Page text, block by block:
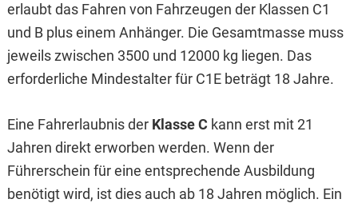
erlaubt das Fahren von Fahrzeugen der Klassen C1
und B plus einem Anhänger. Die Gesamtmasse muss
jeweils zwischen 3500 und 12000 kg liegen. Das
erforderliche Mindestalter für C1E beträgt 18 Jahre.
Eine Fahrerlaubnis der Klasse C kann erst mit 21
Jahren direkt erworben werden. Wenn der
Führerschein für eine entsprechende Ausbildung
benötigt wird, ist dies auch ab 18 Jahren möglich. Ein